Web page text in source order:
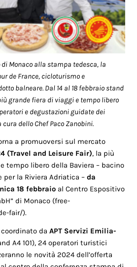
Monaco alla stampa tedesca, la
de France, cicloturismo e
balneare. Dal 14 al 18 febbraio stand
grande fiera di viaggi e tempo libero
e degustazioni guidate dei
dello Chef Paco Zanobini.
a promuoversi sul mercato
(Travel and Leisure Fair), la più
tempo libero della Baviera – bacino
la Riviera Adriatica –da
18 febbraio al Centro Espositivo
di Monaco (free-
fair/).
coordinato daAPT Servizi Emilia-
A4 101), 24 operatori turistici
le novità 2024 dell’offerta